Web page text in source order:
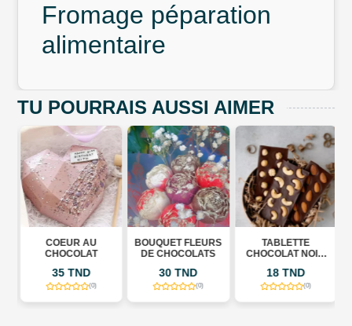
Fromage péparation
alimentaire
TU POURRAIS AUSSI AIMER
COEUR AU
CHOCOLAT
35 TND
(0)
BOUQUET FLEURS
DE CHOCOLATS
30 TND
(0)
TABLETTE
CHOCOLAT NOIR
18 TND
(0)